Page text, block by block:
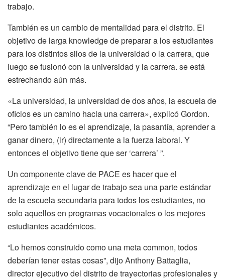
trabajo.
También es un cambio de mentalidad para el distrito. El
objetivo de larga knowledge de preparar a los estudiantes
para los distintos silos de la universidad o la carrera, que
luego se fusionó con la universidad y la carrera. se está
estrechando aún más.
«La universidad, la universidad de dos años, la escuela de
oficios es un camino hacia una carrera», explicó Gordon.
“Pero también lo es el aprendizaje, la pasantía, aprender a
ganar dinero, (ir) directamente a la fuerza laboral. Y
entonces el objetivo tiene que ser ‘carrera’ ”.
Un componente clave de PACE es hacer que el
aprendizaje en el lugar de trabajo sea una parte estándar
de la escuela secundaria para todos los estudiantes, no
solo aquellos en programas vocacionales o los mejores
estudiantes académicos.
“Lo hemos construido como una meta common, todos
deberían tener estas cosas”, dijo Anthony Battaglia,
director ejecutivo del distrito de trayectorias profesionales y